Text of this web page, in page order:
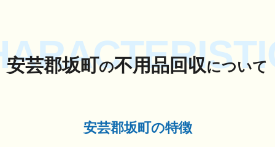
安芸郡坂町の不用品回収について
安芸郡坂町の特徴